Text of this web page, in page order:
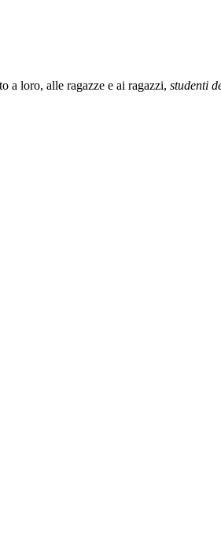
a loro, alle ragazze e ai ragazzi, studenti